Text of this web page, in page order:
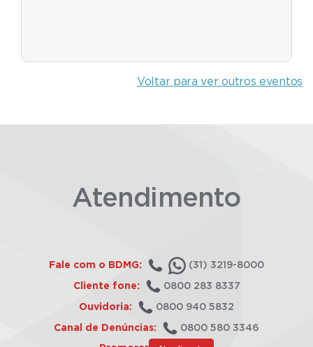
Voltar para ver outros eventos
Atendimento
Fale com o BDMG: (31) 3219-8000
Cliente fone: 0800 283 8337
Ouvidoria: 0800 940 5832
Canal de Denúncias: 0800 580 3346